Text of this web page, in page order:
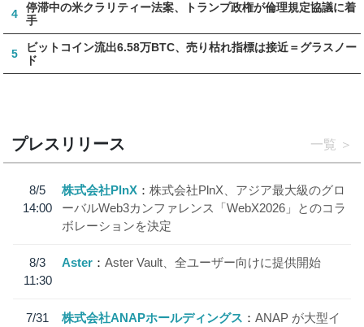
4
停滞中の米クラリティー法案、トランプ政権が倫理規定協議に着
手
5
ビットコイン流出6.58万BTC、売り枯れ指標は接近＝グラスノー
ド
プレスリリース 一覧
8/5
14:00
株式会社PlnX
株式会社PlnX、アジア最大級のグロ
ーバルWeb3カンファレンス「WebX2026」とのコラ
ボレーションを決定
8/3
11:30
Aster Aster Vault、全ユーザー向けに提供開始
7/31
株式会社ANAPホールディングス
ANAP が大型イ